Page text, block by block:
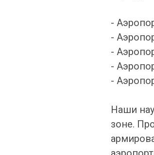
-
-
-
-
-
Наши
зоне.